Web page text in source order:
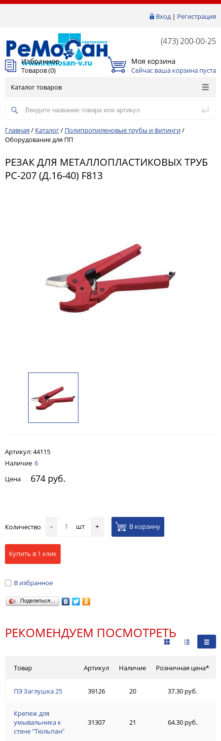
Вход| Регистрация
(473) 200-00-25
Избранное
Товаров (0)
Моя корзина
Сейчас ваша корзина пуста
Каталог товаров
Главная / Каталог/ Полипропиленовые трубы и фитинги/
Оборудование для ПП
РЕЗАК ДЛЯ МЕТАЛЛОПЛАСТИКОВЫХ ТРУБ
РС-207 (Д.16-40) F813
Артикул:44115
Наличие 6
Цена
674 руб.
Количество - шт + В корзину
Купить в 1 клик
В избранное
Поделиться…
РЕКОМЕНДУЕМ ПОСМОТРЕТЬ
Товар
ПЭ Заглушка 25
Крепеж для
умывальника к
стене "Тюльпан"
Артикул Наличие Розничная цена*
39126 20 37.30 руб.
31307 21 64.30 руб.